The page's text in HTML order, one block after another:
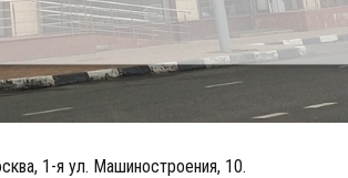
1-я ул. Машиностроения, 10.